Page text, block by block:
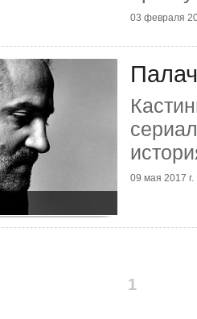
03 февраля
09 мая 2017 г.
1